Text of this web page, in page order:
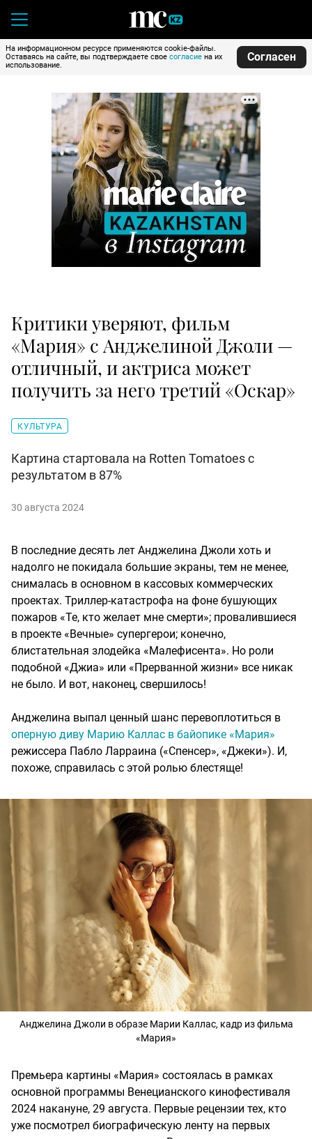
На информационном ресурсе применяются cookie-файлы.
Оставаясь на сайте, вы подтверждаете свое согласие на их
использование.
Согласен
Критики уверяют, фильм
«Мария» с Анджелиной Джоли —
отличный, и актриса может
получить за него третий «Оскар»
КУЛЬТУРА
Картина стартовала на Rotten Tomatoes с
результатом в 87%
30 августа 2024
В последние десять лет Анджелина Джоли хоть и
надолго не покидала большие экраны, тем не менее,
снималась в основном в кассовых коммерческих
проектах. Триллер-катастрофа на фоне бушующих
пожаров «Те, кто желает мне смерти»; провалившиеся
в проекте «Вечные» супергерои; конечно,
блистательная злодейка «Малефисента». Но роли
подобной «Джиа» или «Прерванной жизни» все никак
не было. И вот, наконец, свершилось!
Анджелина выпал ценный шанс перевоплотиться в
оперную диву Марию Каллас в байопике «Мария»
режиссера Пабло Ларраина («Спенсер», «Джеки»). И,
похоже, справилась с этой ролью блестяще!
Анджелина Джоли в образе Марии Каллас, кадр из фильма
«Мария»
Премьера картины «Мария» состоялась в рамках
основной программы Венецианского кинофестиваля
2024 накануне, 29 августа. Первые рецензии тех, кто
уже посмотрел биографическую ленту на первых